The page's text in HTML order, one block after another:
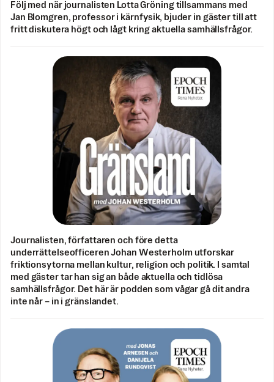
Följ med när journalisten Lotta Gröning tillsammans med
Jan Blomgren, professor i kärnfysik, bjuder in gäster till att
fritt diskutera högt och lågt kring aktuella samhällsfrågor.
Journalisten, författaren och före detta
underrättelseofficeren Johan Westerholm utforskar
friktionsytorna mellan kultur, religion och politik. I samtal
med gäster tar han sig an både aktuella och tidlösa
samhällsfrågor. Det här är podden som vågar gå dit andra
inte når – in i gränslandet.